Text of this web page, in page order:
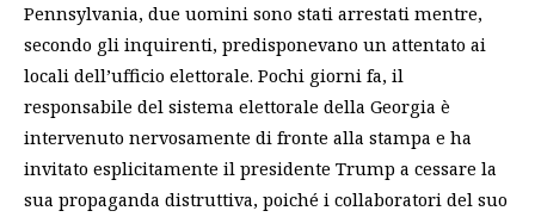
Pennsylvania, due uomini sono stati arrestati mentre,
secondo gli inquirenti, predisponevano un attentato ai
locali dell’ufficio elettorale. Pochi giorni fa, il
responsabile del sistema elettorale della Georgia è
intervenuto nervosamente di fronte alla stampa e ha
invitato esplicitamente il presidente Trump a cessare la
sua propaganda distruttiva, poiché i collaboratori del suo